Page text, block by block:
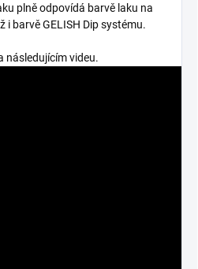
plně odpovídá barvě laku na
i barvě GELISH Dip systému.
následujícím videu.